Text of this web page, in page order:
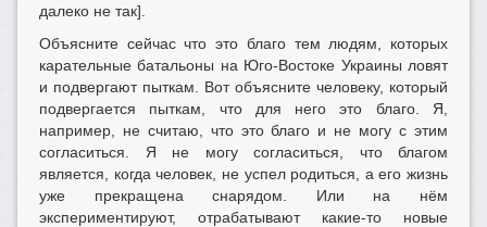
далеко не так].
Объясните сейчас что это благо тем людям, которых
карательные батальоны на Юго-Востоке Украины ловят
и подвергают пыткам. Вот объясните человеку, который
подвергается пыткам, что для него это благо. Я,
например, не считаю, что это благо и не могу с этим
согласиться. Я не могу согласиться, что благом
является, когда человек, не успел родиться, а его жизнь
уже прекращена снарядом. Или на нём
экспериментируют, отрабатывают какие-то новые